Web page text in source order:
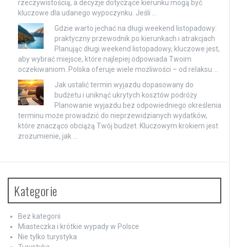
rzeczywistością, a decyzje dotyczące kierunku mogą być
kluczowe dla udanego wypoczynku. Jeśli …
Gdzie warto jechać na długi weekend listopadowy:
praktyczny przewodnik po kierunkach i atrakcjach
Planując długi weekend listopadowy, kluczowe jest,
aby wybrać miejsce, które najlepiej odpowiada Twoim
oczekiwaniom. Polska oferuje wiele możliwości – od relaksu …
Jak ustalić termin wyjazdu dopasowany do
budżetu i uniknąć ukrytych kosztów podróży
Planowanie wyjazdu bez odpowiedniego określenia
terminu może prowadzić do nieprzewidzianych wydatków,
które znacząco obciążą Twój budżet. Kluczowym krokiem jest
zrozumienie, jak …
Kategorie
Bez kategorii
Miasteczka i krótkie wypady w Polsce
Nie tylko turystyka